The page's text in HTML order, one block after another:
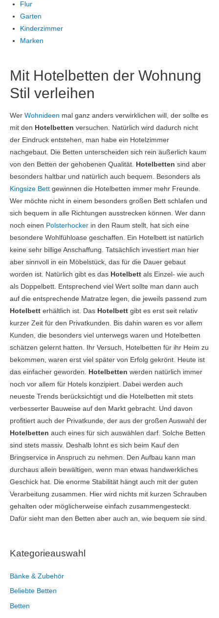
Flur
Garten
Kinderzimmer
Marken
Kategorieauswahl
Bänke & Zubehör
Beliebte Betten
Betten
Mit Hotelbetten der Wohnung
Stil verleihen
Wer Wohnideen mal ganz anders verwirklichen will, der sollte es
mit den Hotelbetten versuchen. Natürlich wird dadurch nicht
der Eindruck entstehen, man habe ein Hotelzimmer
nachgebaut. Die Betten unterscheiden sich rein äußerlich kaum
von den Betten der gehobenen Qualität. Hotelbetten sind aber
besonders haltbar und natürlich auch bequem. Besonders als
Kingsize Bett gewinnen die Hotelbetten immer mehr Freunde.
Wer möchte nicht in einem besonders großen Bett schlafen und
sich bequem in alle Richtungen ausstrecken können. Wer dann
noch einen Polsterhocker in den Raum stellt, hat sich eine
besondere Wohlfühloase geschaffen. Ein Hotelbett ist natürlich
keine sehr billige Anschaffung. Tatsächlich investiert man hier
aber sinnvoll in ein Möbelstück, das für die Dauer gebaut
worden ist. Natürlich gibt es das Hotelbett als Einzel- wie auch
als Doppelbett. Entsprechend viel Wert sollte man dann auch
auf die entsprechende Matratze legen, die jeweils passend zum
Hotelbett erhältlich ist. Das Hotelbett gibt es erst seit relativ
kurzer Zeit für den Privatkunden. Bis dahin waren es vor allem
Kunden, die besonders viel unterwegs waren und Hotelbetten
schätzen gelernt hatten. Ihr Versuch, Hotelbetten für ihr Heim zu
bekommen, waren erst viel später von Erfolg gekrönt. Heute ist
das einfacher geworden. Hotelbetten werden natürlich immer
noch vor allem für Hotels konzipiert. Dabei werden auch
neueste Trends berücksichtigt und die Hotelbetten mit stets
verbesserter Bauweise auf den Markt gebracht. Und davon
profitiert auch der Privatkunde, der aus der großen Auswahl der
Hotelbetten auch eines für sich auswählen darf. Solche Betten
sind stets massiv. Deshalb lohnt es sich beim Kauf den
Bringservice in Anspruch zu nehmen. Den Aufbau kann man
durchaus allein bewältigen, wenn man etwas handwerkliches
Geschick hat. Die enorme Stabilität hängt auch mit der guten
Verarbeitung zusammen. Hier wird nichts mit kurzen Schrauben
gehalten oder möglicherweise einfach zusammengesteckt.
Dafür sieht man den Betten aber auch an, wie bequem sie sind.